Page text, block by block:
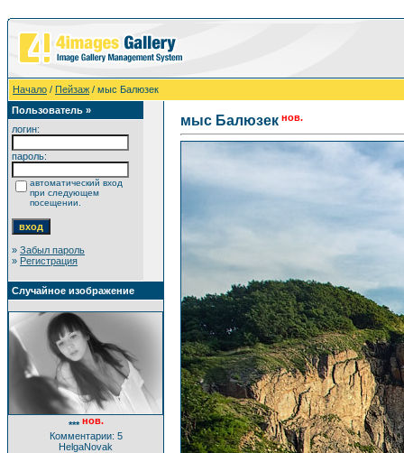
Начало / Пейзаж / мыс Балюзек
Пользователь »
логин:
пароль:
автоматический вход
при следующем
посещении.
» Забыл пароль
» Регистрация
Случайное изображение
*** нов.
Комментарии: 5
HelgaNovak
мыс Балюзек нов.